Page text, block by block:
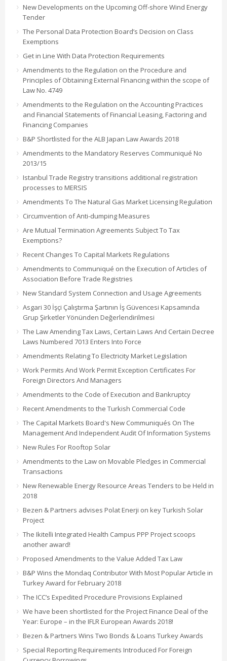
New Developments on the Upcoming Off-shore Wind Energy
Tender
The Personal Data Protection Board’s Decision on Class
Exemptions
Get in Line With Data Protection Requirements
Amendments to the Regulation on the Procedure and
Principles of Obtaining External Financing within the scope of
Law No. 4749
Amendments to the Regulation on the Accounting Practices
and Financial Statements of Financial Leasing, Factoring and
Financing Companies
B&P Shortlisted for the ALB Japan Law Awards 2018
Amendments to the Mandatory Reserves Communiqué No
2013/15
Istanbul Trade Registry transitions additional registration
processes to MERSIS
Amendments To The Natural Gas Market Licensing Regulation
Circumvention of Anti-dumping Measures
Are Mutual Termination Agreements Subject To Tax
Exemptions?
Recent Changes To Capital Markets Regulations
Amendments to Communiqué on the Execution of Articles of
Association Before Trade Registries
New Standard System Connection and Usage Agreements
Asgari 30 İşçi Çalıştırma Şartının İş Güvencesi Kapsamında
Grup Şirketler Yönünden Değerlendirilmesi
The Law Amending Tax Laws, Certain Laws And Certain Decree
Laws Numbered 7013 Enters Into Force
Amendments Relating To Electricity Market Legislation
Work Permits And Work Permit Exception Certificates For
Foreign Directors And Managers
Amendments to the Code of Execution and Bankruptcy
Recent Amendments to the Turkish Commercial Code
The Capital Markets Board's New Communiqués On The
Management And Independent Audit Of Information Systems
New Rules For Rooftop Solar
Amendments to the Law on Movable Pledges in Commercial
Transactions
New Renewable Energy Resource Areas Tenders to be Held in
2018
Bezen & Partners advises Polat Enerji on key Turkish Solar
Project
The Ikitelli Integrated Health Campus PPP Project scoops
another award!
Proposed Amendments to the Value Added Tax Law
B&P Wins the Mondaq Contributor With Most Popular Article in
Turkey Award for February 2018
The ICC’s Expedited Procedure Provisions Explained
We have been shortlisted for the Project Finance Deal of the
Year: Europe – in the IFLR European Awards 2018!
Bezen & Partners Wins Two Bonds & Loans Turkey Awards
Special Reporting Requirements Introduced For Foreign